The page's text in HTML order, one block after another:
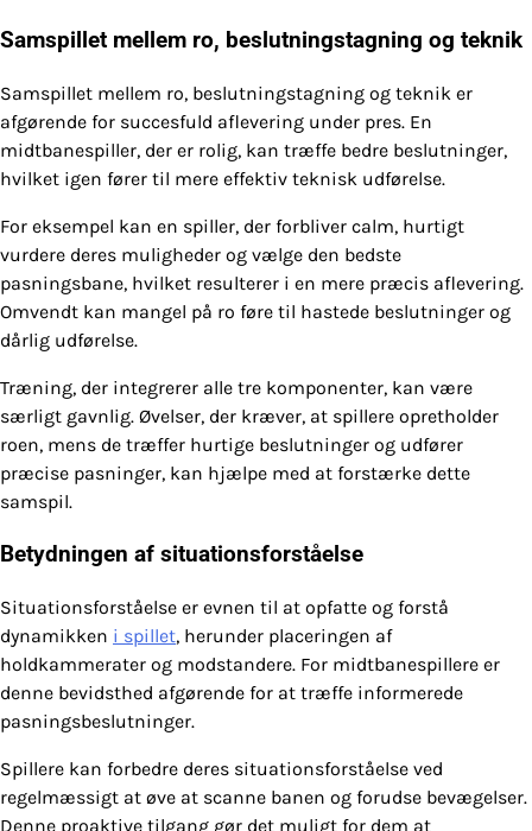
Samspillet mellem ro, beslutningstagning og teknik
Samspillet mellem ro, beslutningstagning og teknik er
afgørende for succesfuld aflevering under pres. En
midtbanespiller, der er rolig, kan træffe bedre beslutninger,
hvilket igen fører til mere effektiv teknisk udførelse.
For eksempel kan en spiller, der forbliver calm, hurtigt
vurdere deres muligheder og vælge den bedste
pasningsbane, hvilket resulterer i en mere præcis aflevering.
Omvendt kan mangel på ro føre til hastede beslutninger og
dårlig udførelse.
Træning, der integrerer alle tre komponenter, kan være
særligt gavnlig. Øvelser, der kræver, at spillere opretholder
roen, mens de træffer hurtige beslutninger og udfører
præcise pasninger, kan hjælpe med at forstærke dette
samspil.
Betydningen af situationsforståelse
Situationsforståelse er evnen til at opfatte og forstå
dynamikken i spillet, herunder placeringen af
holdkammerater og modstandere. For midtbanespillere er
denne bevidsthed afgørende for at træffe informerede
pasningsbeslutninger.
Spillere kan forbedre deres situationsforståelse ved
regelmæssigt at øve at scanne banen og forudse bevægelser.
Denne proaktive tilgang gør det muligt for dem at